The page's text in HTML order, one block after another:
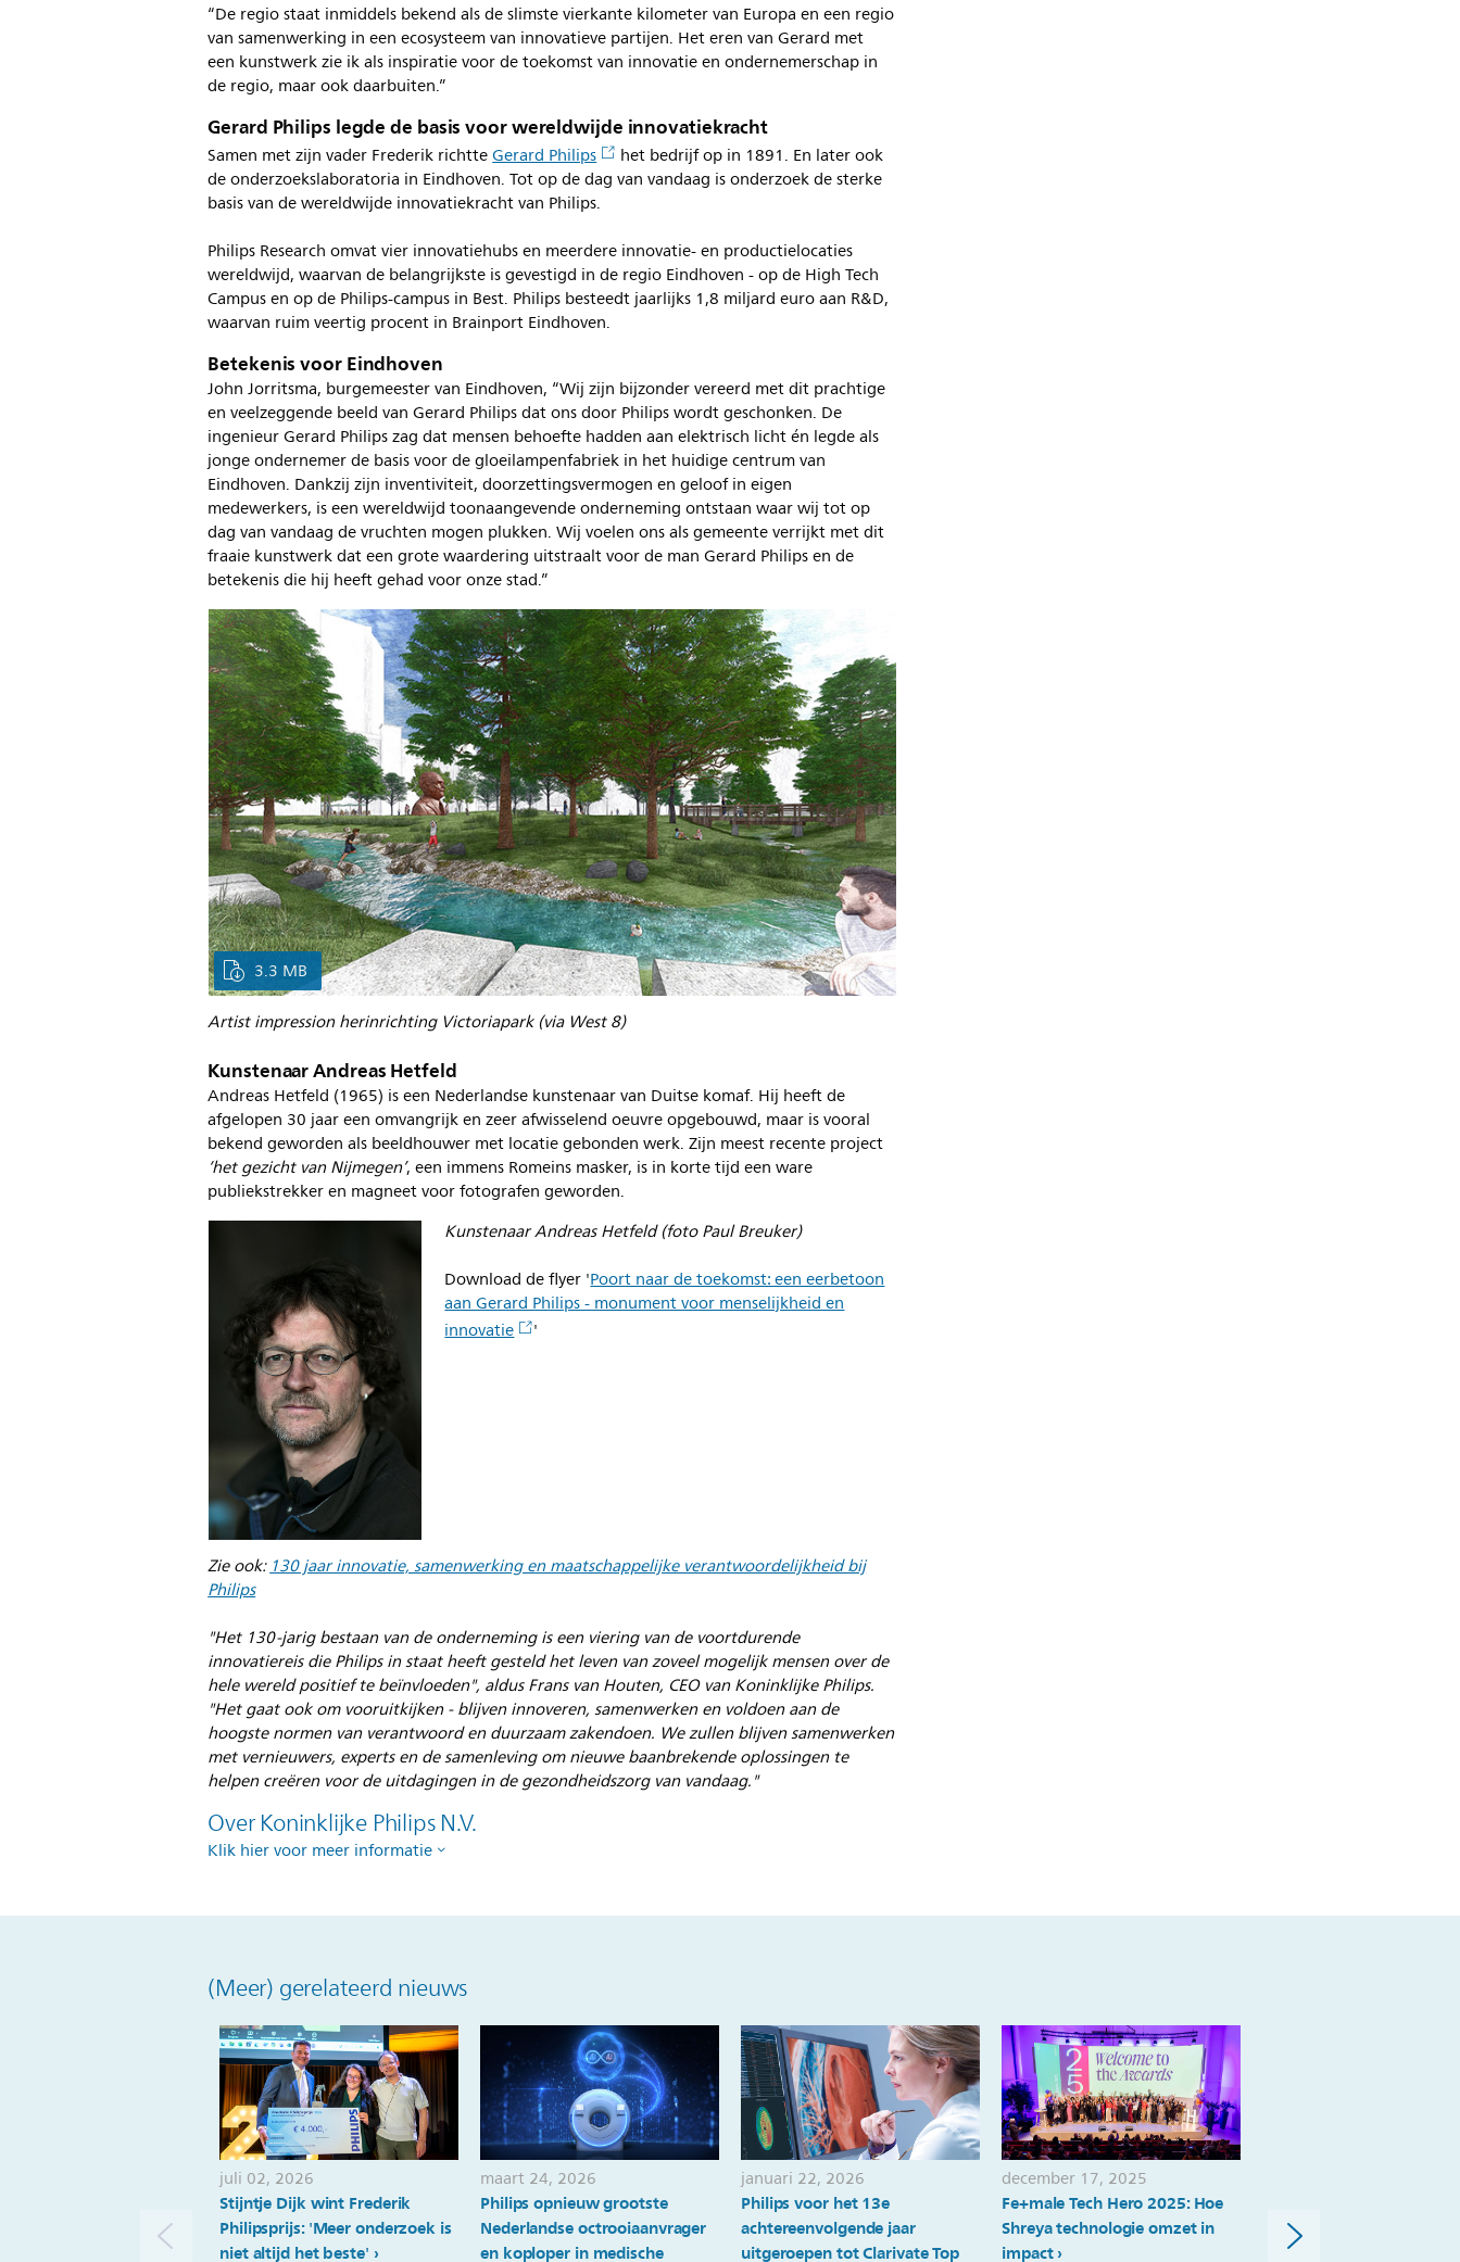
“De regio staat inmiddels bekend als de slimste vierkante kilometer van Europa en een regio
van samenwerking in een ecosysteem van innovatieve partijen. Het eren van Gerard met
een kunstwerk zie ik als inspiratie voor de toekomst van innovatie en ondernemerschap in
de regio, maar ook daarbuiten.”
Gerard Philips legde de basis voor wereldwijde innovatiekracht
Samen met zijn vader Frederik richtteGerard Philips
het bedrijf op in 1891. En later ook
de onderzoekslaboratoria in Eindhoven. Tot op de dag van vandaag is onderzoek de sterke
basis van de wereldwijde innovatiekracht van Philips.
Philips Research omvat vier innovatiehubs en meerdere innovatie- en productielocaties
wereldwijd, waarvan de belangrijkste is gevestigd in de regio Eindhoven - op de High Tech
Campus en op de Philips-campus in Best. Philips besteedt jaarlijks 1,8 miljard euro aan R&D,
waarvan ruim veertig procent in Brainport Eindhoven.
Betekenis voor Eindhoven
John Jorritsma, burgemeester van Eindhoven, “Wij zijn bijzonder vereerd met dit prachtige
en veelzeggende beeld van Gerard Philips dat ons door Philips wordt geschonken. De
ingenieur Gerard Philips zag dat mensen behoefte hadden aan elektrisch licht én legde als
jonge ondernemer de basis voor de gloeilampenfabriek in het huidige centrum van
Eindhoven. Dankzij zijn inventiviteit, doorzettingsvermogen en geloof in eigen
medewerkers, is een wereldwijd toonaangevende onderneming ontstaan waar wij tot op
dag van vandaag de vruchten mogen plukken. Wij voelen ons als gemeente verrijkt met dit
fraaie kunstwerk dat een grote waardering uitstraalt voor de man Gerard Philips en de
betekenis die hij heeft gehad voor onze stad.”
3.3 MB
Artist impression herinrichting Victoriapark (via West 8)
Kunstenaar Andreas Hetfeld
Andreas Hetfeld (1965) is een Nederlandse kunstenaar van Duitse komaf. Hij heeft de
afgelopen 30 jaar een omvangrijk en zeer afwisselend oeuvre opgebouwd, maar is vooral
bekend geworden als beeldhouwer met locatie gebonden werk. Zijn meest recente project
‘het gezicht van Nijmegen’, een immens Romeins masker, is in korte tijd een ware
publiekstrekker en magneet voor fotografen geworden.
Kunstenaar Andreas Hetfeld (foto Paul Breuker)
Download de flyer 'Poort naar de toekomst: een eerbetoon
aan Gerard Philips - monument voor menselijkheid en
innovatie
'
Zie ook:130 jaar innovatie, samenwerking en maatschappelijke verantwoordelijkheid bij
Philips
"Het 130-jarig bestaan van de onderneming is een viering van de voortdurende
innovatiereis die Philips in staat heeft gesteld het leven van zoveel mogelijk mensen over de
hele wereld positief te beïnvloeden", aldus Frans van Houten, CEO van Koninklijke Philips.
"Het gaat ook om vooruitkijken - blijven innoveren, samenwerken en voldoen aan de
hoogste normen van verantwoord en duurzaam zakendoen. We zullen blijven samenwerken
met vernieuwers, experts en de samenleving om nieuwe baanbrekende oplossingen te
helpen creëren voor de uitdagingen in de gezondheidszorg van vandaag."
Over Koninklijke Philips N.V.
Klik hier voor meer informatie
(Meer) gerelateerd nieuws
juli 02, 2026
Stijntje Dijk wint Frederik
Philipsprijs: 'Meer onderzoek is
niet altijd het beste'
maart 24, 2026
Philips opnieuw grootste
Nederlandse octrooiaanvrager
en koploper in medische
januari 22, 2026
Philips voor het 13e
achtereenvolgende jaar
uitgeroepen tot Clarivate Top
december 17, 2025
Fe+male Tech Hero 2025: Hoe
Shreya technologie omzet in
impact
Angelique Balguid
strijdt voor betere